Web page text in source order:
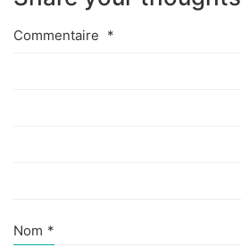
Commentaire *
Nom *